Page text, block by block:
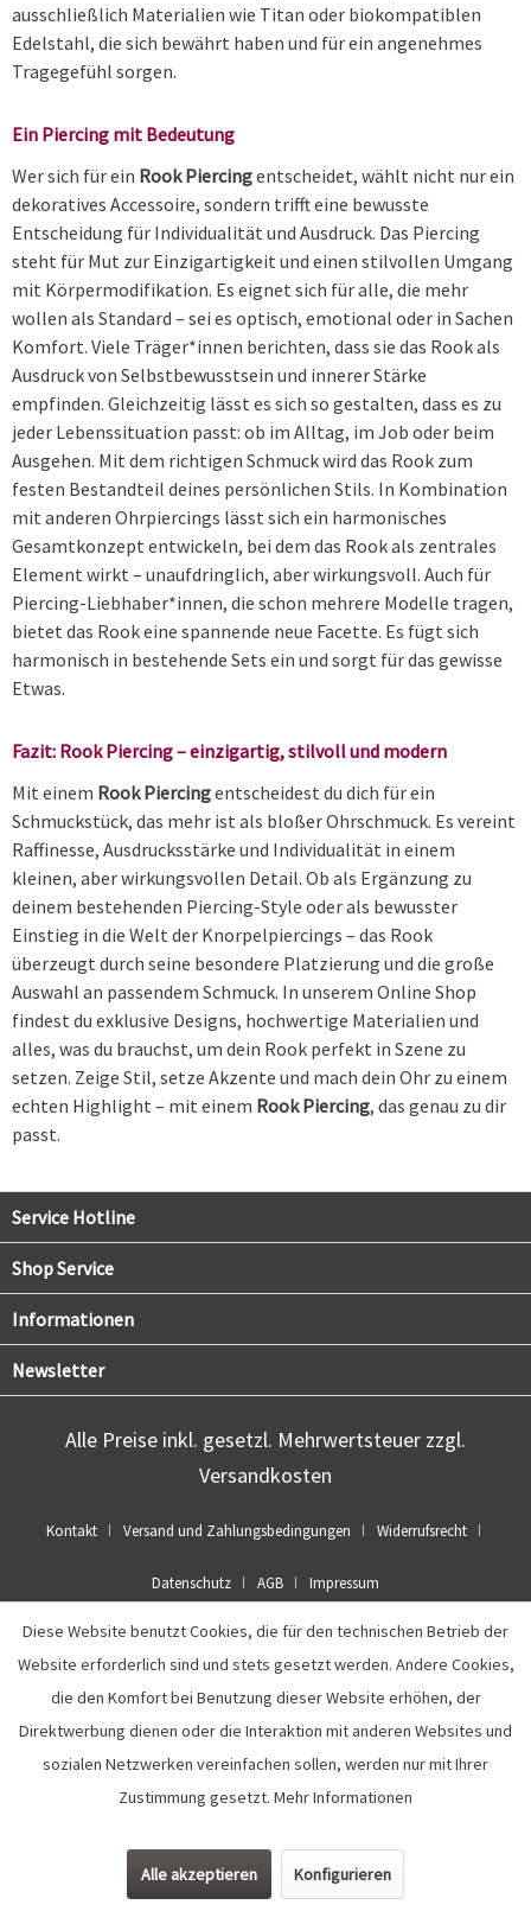
ausschließlich Materialien wie Titan oder biokompatiblen
Edelstahl, die sich bewährt haben und für ein angenehmes
Tragegefühl sorgen.
Ein Piercing mit Bedeutung
Wer sich für ein Rook Piercingentscheidet, wählt nicht nur ein
dekoratives Accessoire, sondern trifft eine bewusste
Entscheidung für Individualität und Ausdruck. Das Piercing
steht für Mut zur Einzigartigkeit und einen stilvollen Umgang
mit Körpermodifikation. Es eignet sich für alle, die mehr
wollen als Standard – sei es optisch, emotional oder in Sachen
Komfort. Viele Träger*innen berichten, dass sie das Rook als
Ausdruck von Selbstbewusstsein und innerer Stärke
empfinden. Gleichzeitig lässt es sich so gestalten, dass es zu
jeder Lebenssituation passt: ob im Alltag, im Job oder beim
Ausgehen. Mit dem richtigen Schmuck wird das Rook zum
festen Bestandteil deines persönlichen Stils. In Kombination
mit anderen Ohrpiercings lässt sich ein harmonisches
Gesamtkonzept entwickeln, bei dem das Rook als zentrales
Element wirkt – unaufdringlich, aber wirkungsvoll. Auch für
Piercing-Liebhaber*innen, die schon mehrere Modelle tragen,
bietet das Rook eine spannende neue Facette. Es fügt sich
harmonisch in bestehende Sets ein und sorgt für das gewisse
Etwas.
Fazit: Rook Piercing – einzigartig, stilvoll und modern
Mit einem Rook Piercingentscheidest du dich für ein
Schmuckstück, das mehr ist als bloßer Ohrschmuck. Es vereint
Raffinesse, Ausdrucksstärke und Individualität in einem
kleinen, aber wirkungsvollen Detail. Ob als Ergänzung zu
deinem bestehenden Piercing-Style oder als bewusster
Einstieg in die Welt der Knorpelpiercings – das Rook
überzeugt durch seine besondere Platzierung und die große
Auswahl an passendem Schmuck. In unserem Online Shop
findest du exklusive Designs, hochwertige Materialien und
alles, was du brauchst, um dein Rook perfekt in Szene zu
setzen. Zeige Stil, setze Akzente und mach dein Ohr zu einem
echten Highlight – mit einem Rook Piercing, das genau zu dir
passt.
Service Hotline
Shop Service
Informationen
Newsletter
Alle Preise inkl. gesetzl. Mehrwertsteuer zzgl.
Versandkosten
Kontakt Versand und Zahlungsbedingungen Widerrufsrecht
Datenschutz AGB Impressum
Widerruf erklären
Realisiert mit Shopware
Diese Website benutzt Cookies, die für den technischen Betrieb der
Website erforderlich sind und stets gesetzt werden. Andere Cookies,
die den Komfort bei Benutzung dieser Website erhöhen, der
Direktwerbung dienen oder die Interaktion mit anderen Websites und
sozialen Netzwerken vereinfachen sollen, werden nur mit Ihrer
Zustimmung gesetzt. Mehr Informationen
Alle akzeptieren Konfigurieren